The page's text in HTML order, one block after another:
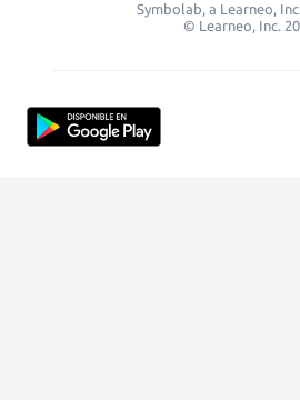
Symbolab, a Learneo,
© Learneo, Inc.